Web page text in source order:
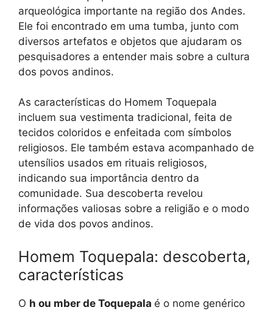
arqueológica importante na região dos Andes.
Ele foi encontrado em uma tumba, junto com
diversos artefatos e objetos que ajudaram os
pesquisadores a entender mais sobre a cultura
dos povos andinos.
As características do Homem Toquepala
incluem sua vestimenta tradicional, feita de
tecidos coloridos e enfeitada com símbolos
religiosos. Ele também estava acompanhado de
utensílios usados em rituais religiosos,
indicando sua importância dentro da
comunidade. Sua descoberta revelou
informações valiosas sobre a religião e o modo
de vida dos povos andinos.
Homem Toquepala: descoberta,
características
O h ou mber de Toquepala é o nome genérico